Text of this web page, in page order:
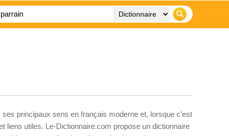
ses principaux sens en français moderne et, lorsque c’est
liens utiles. Le-Dictionnaire.com propose un dictionnaire